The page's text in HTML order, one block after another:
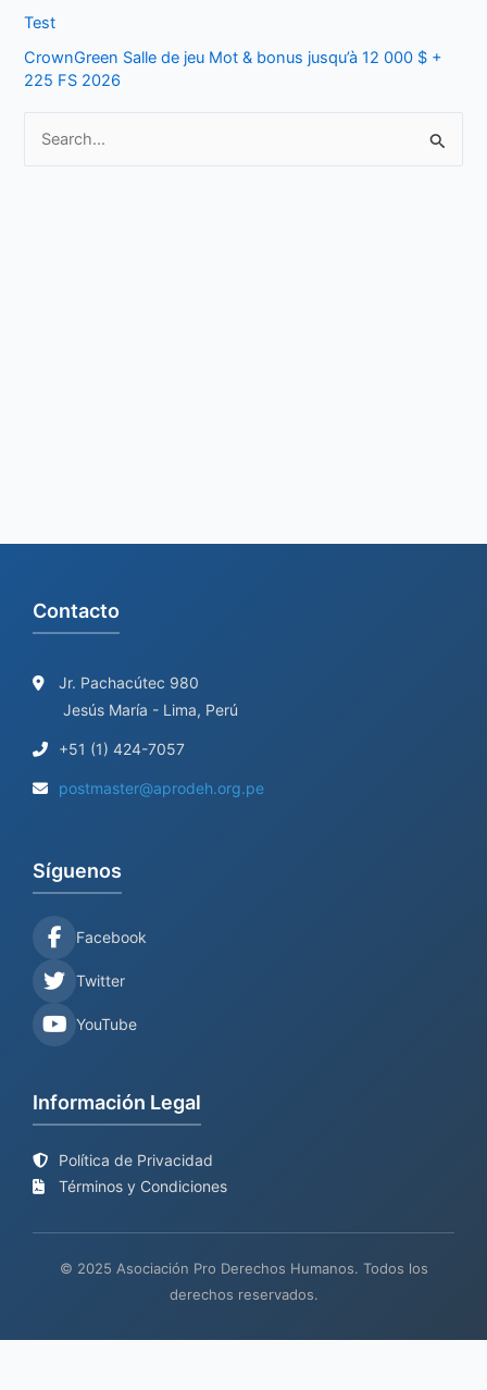
:Test
CrownGreen Salle de jeu Mot & bonus jusqu’à 12 000 $ +
225 FS 2026
Contacto
Jr. Pachacútec 980
Jesús María - Lima, Perú
+51 (1) 424-7057
postmaster@aprodeh.org.pe
Síguenos
Facebook
Twitter
YouTube
Información Legal
Política de Privacidad
Términos y Condiciones
© 2025 Asociación Pro Derechos Humanos. Todos los
derechos reservados.